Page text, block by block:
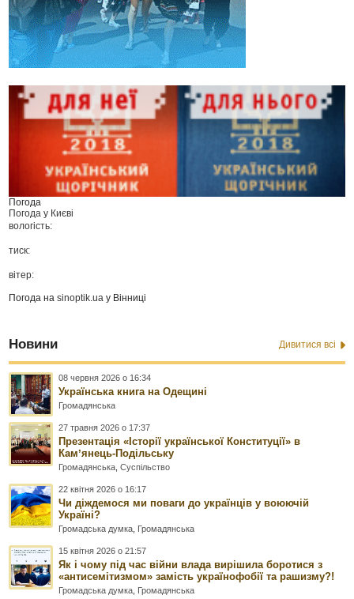
Погода
Погода у Києві
вологість:
тиск:
вітер:
Погода наsinoptik.ua у Вінниці
Новини Дивитися всі
08 червня 2026 о 16:34
Українська книга на Одещині
Громадянська
27 травня 2026 о 17:37
Презентація «Історії української Конституції» в
Камʼянець-Подільську
Громадянська ,Суспільство
22 квітня 2026 о 16:17
Чи діждемося ми поваги до українців у воюючій
Україні?
Громадська думка Громадянська
15 квітня 2026 о 21:57
Як і чому під час війни влада вирішила боротися з
«антисемітизмом» замість українофобії та рашизму?!
Громадська думка Громадянська